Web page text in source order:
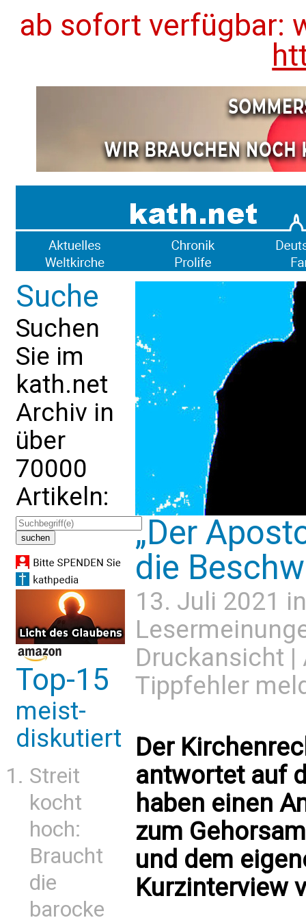
ab sofort verfügbar:
Suche
Suchen
Sie im
kath.net
Archiv in
über
70000
Artikeln:
Top-15
meist-
diskutiert
Streit
kocht
hoch:
Braucht
die
barocke
„Der
die
13. Juli 2021
Druckansicht |
Tippfehler
Der
antwortet auf
haben einen
zum
und dem
Kurzinterview